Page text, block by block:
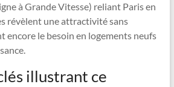
à Grande Vitesse) reliant Paris en
révèlent une attractivité sans
encore le besoin en logements neufs
illustrant ce